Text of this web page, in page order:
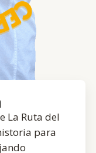
La Ruta del
para